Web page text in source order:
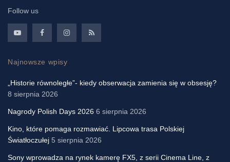
Follow us
Najnowsze wpisy
„Historie równoległe”- kiedy obserwacja zamienia się w obsesję?
8 sierpnia 2026
Nagrody Polish Days 2026 6 sierpnia 2026
Kino, które pomaga rozmawiać. Lipcowa trasa Polskiej
Światłoczułej 5 sierpnia 2026
Sony wprowadza na rynek kamerę FX5, z serii Cinema Line, z